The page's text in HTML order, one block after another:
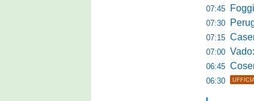
07:45
07:30
07:15
07:00 Vado:
06:45
06:30